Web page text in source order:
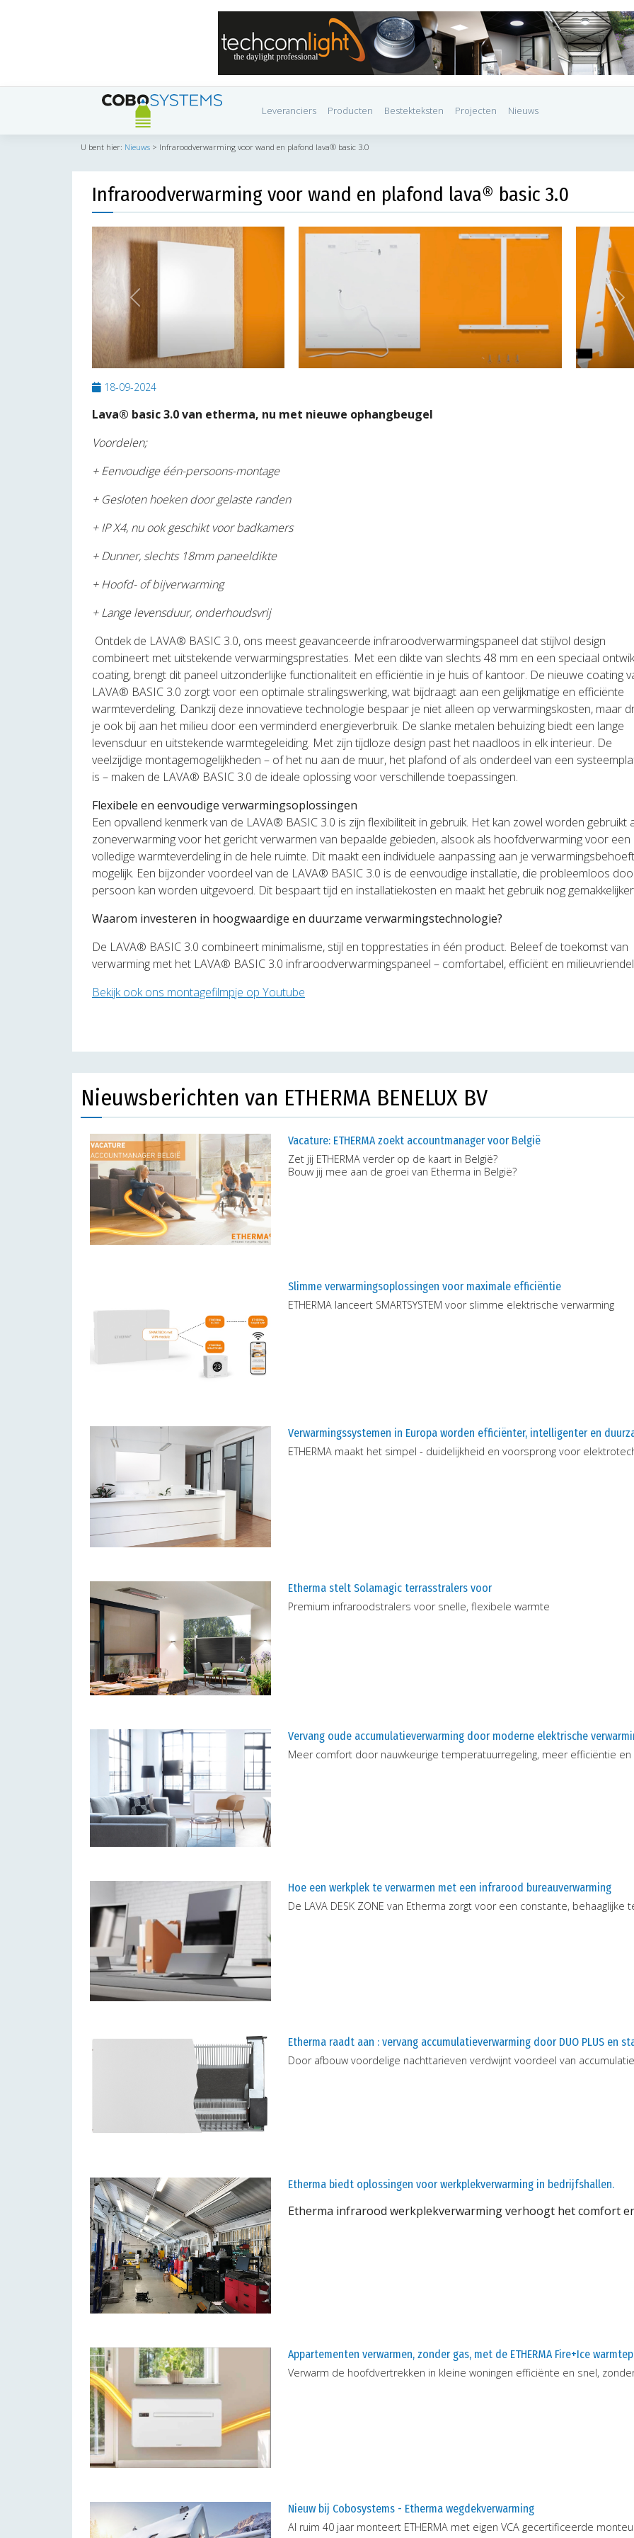
Leveranciers Producten Bestekteksten Projecten Nieuws
U bent hier: Nieuws > Infraroodverwarming voor wand en plafond lava® basic 3.0
Infraroodverwarming voor wand en plafond lava® basic 3.0
Previous
18-09-2024
Lava® basic 3.0 van etherma, nu met nieuwe ophangbeugel
Voordelen;
+ Eenvoudige één-persoons-montage
+ Gesloten hoeken door gelaste randen
+ IP X4, nu ook geschikt voor badkamers
+ Dunner, slechts 18mm paneeldikte
+ Hoofd- of bijverwarming
+ Lange levensduur, onderhoudsvrij
Ontdek de LAVA® BASIC 3.0, ons meest geavanceerde infraroodverwarmingspaneel dat stijlvol design
combineert met uitstekende verwarmingsprestaties. Met een dikte van slechts 48 mm en een speciaal
coating, brengt dit paneel uitzonderlijke functionaliteit en efficiëntie in je huis of kantoor. De nieuwe coating
LAVA® BASIC 3.0 zorgt voor een optimale stralingswerking, wat bijdraagt aan een gelijkmatige en efficiënte
warmteverdeling. Dankzij deze innovatieve technologie bespaar je niet alleen op verwarmingskosten, maar
je ook bij aan het milieu door een verminderd energieverbruik. De slanke metalen behuizing biedt een lange
levensduur en uitstekende warmtegeleiding. Met zijn tijdloze design past het naadloos in elk interieur. De
veelzijdige montagemogelijkheden – of het nu aan de muur, het plafond of als onderdeel van een
is – maken de LAVA® BASIC 3.0 de ideale oplossing voor verschillende toepassingen.
Flexibele en eenvoudige verwarmingsoplossingen
Een opvallend kenmerk van de LAVA® BASIC 3.0 is zijn flexibiliteit in gebruik. Het kan zowel worden gebruikt
zoneverwarming voor het gericht verwarmen van bepaalde gebieden, alsook als hoofdverwarming voor een
volledige warmteverdeling in de hele ruimte. Dit maakt een individuele aanpassing aan je
mogelijk. Een bijzonder voordeel van de LAVA® BASIC 3.0 is de eenvoudige installatie, die probleemloos
persoon kan worden uitgevoerd. Dit bespaart tijd en installatiekosten en maakt het gebruik nog
Waarom investeren in hoogwaardige en duurzame verwarmingstechnologie?
De LAVA® BASIC 3.0 combineert minimalisme, stijl en topprestaties in één product. Beleef de toekomst van
verwarming met het LAVA® BASIC 3.0 infraroodverwarmingspaneel – comfortabel, efficiënt en
Bekijk ook ons montagefilmpje op Youtube
Nieuwsberichten van ETHERMA BENELUX BV
Vacature: ETHERMA zoekt accountmanager voor België
Zet jij ETHERMA verder op de kaart in België?
Bouw jij mee aan de groei van Etherma in België?
Slimme verwarmingsoplossingen voor maximale efficiëntie
ETHERMA lanceert SMARTSYSTEM voor slimme elektrische verwarming
Verwarmingssystemen in Europa worden efficiënter, intelligenter en
ETHERMA maakt het simpel - duidelijkheid en voorsprong voor
Etherma stelt Solamagic terrasstralers voor
Premium infraroodstralers voor snelle, flexibele warmte
Vervang oude accumulatieverwarming door moderne elektrische
Meer comfort door nauwkeurige temperatuurregeling, meer efficiëntie
Hoe een werkplek te verwarmen met een infrarood bureauverwarming
De LAVA DESK ZONE van Etherma zorgt voor een constante, behaaglijke
Etherma raadt aan : vervang accumulatieverwarming door DUO PLUS en
Door afbouw voordelige nachttarieven verdwijnt voordeel van
Etherma biedt oplossingen voor werkplekverwarming in bedrijfshallen.
Etherma infrarood werkplekverwarming verhoogt het comfort
Appartementen verwarmen, zonder gas, met de ETHERMA Fire+Ice
Verwarm de hoofdvertrekken in kleine woningen efficiënte en snel,
Nieuw bij Cobosystems - Etherma wegdekverwarming
Al ruim 40 jaar monteert ETHERMA met eigen VCA gecertificeerde